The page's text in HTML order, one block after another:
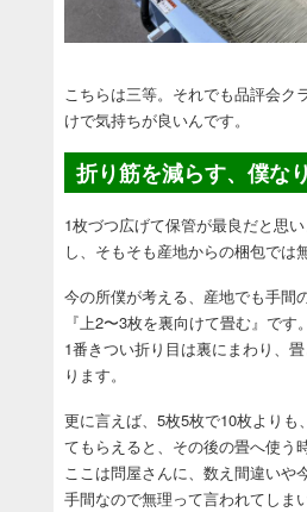
こちらは三等。それでも品評会ク
けで気持ちが良いんです。
折り筋を減らす、僕な
1枚づつ広げて保管が最良だと思
し、そもそも産地からの梱包では
今の所僕が考える、産地でも手間
『上2〜3枚を裏向けて畳む』です。
1番きつい折り目は裏にまわり、
ります。
更に言えば、5枚5枚で10枚よりも
てもらえると、その後の畳へ使う
ここは問屋さんに、数え間違いや
手間なので無理って言われてしま